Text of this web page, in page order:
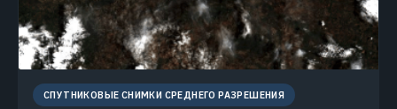
СПУТНИКОВЫЕ СНИМКИ СРЕДНЕГО РАЗРЕШЕНИЯ